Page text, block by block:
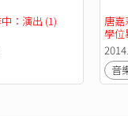
：演出 (1)
唐
學位
音